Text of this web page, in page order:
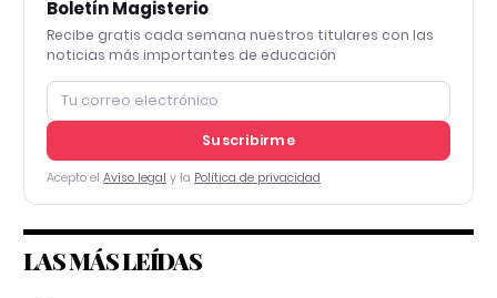
Boletín Magisterio
Recibe gratis cada semana nuestros titulares con las
noticias más importantes de educación
Suscribirme
Acepto el Aviso legal y la Política de privacidad
LAS MÁS LEÍDAS